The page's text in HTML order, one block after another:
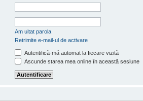
Am uitat parola
Retrimite e-mail-ul de activare
Autentifică-mă automat la fiecare vizită
Ascunde starea mea online în această sesiune